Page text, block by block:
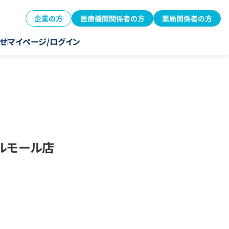
企業の方 医療機関関係者の方 薬局関係者の方
マイページ/ログイン
モール店